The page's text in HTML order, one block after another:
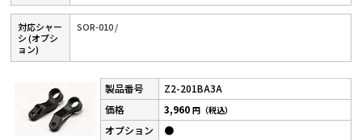
対応シャー
シ (オプシ
ョン)
SOR-010 /
Z2-201BA3A
3,960円（税込）
●